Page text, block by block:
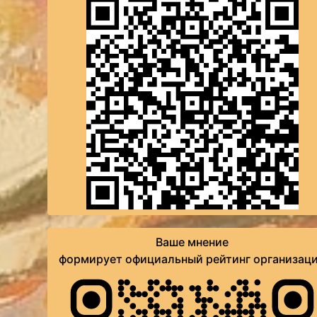
Ваше мнение
формирует официальный рейтинг